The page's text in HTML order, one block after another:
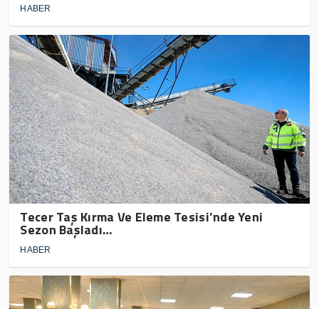
HABER
Tecer Taş Kırma Ve Eleme Tesisi’nde Yeni
Sezon Başladı…
HABER